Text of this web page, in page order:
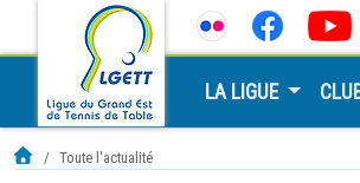
LA LIGUE
Toute l'actualité